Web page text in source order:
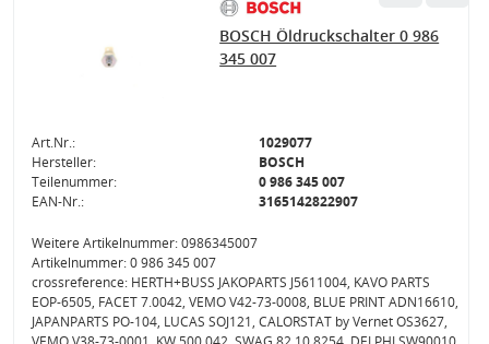
BOSCH Öldruckschalter 0 986
345 007
Art.Nr.:
1029077
Hersteller:
BOSCH
Teilenummer:
0 986 345 007
EAN-Nr.:
3165142822907
Weitere Artikelnummer: 0986345007
Artikelnummer: 0 986 345 007
crossreference: HERTH+BUSS JAKOPARTS J5611004, KAVO PARTS
EOP-6505, FACET 7.0042, VEMO V42-73-0008, BLUE PRINT ADN16610,
JAPANPARTS PO-104, LUCAS SOJ121, CALORSTAT by Vernet OS3627,